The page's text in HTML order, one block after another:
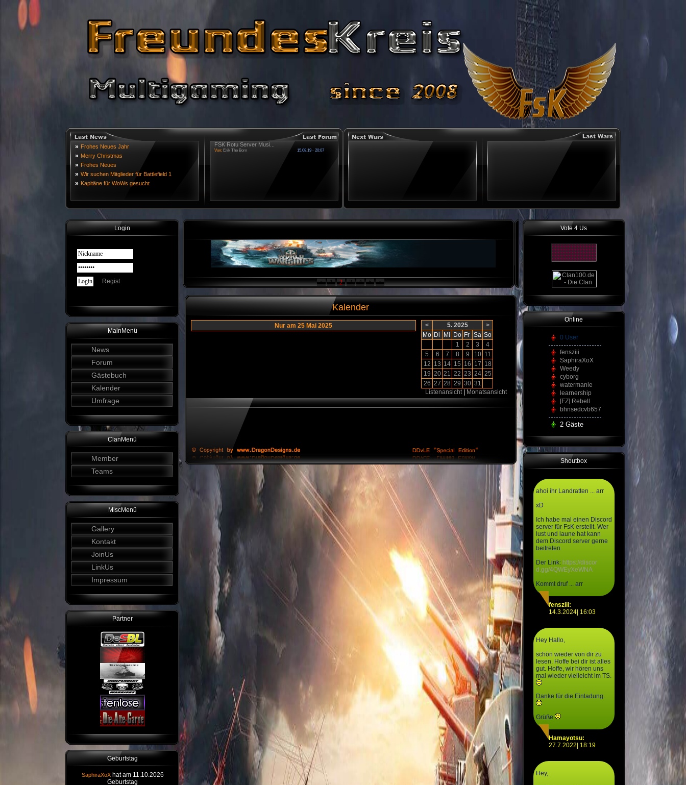
» Frohes Neues Jahr
» Merry Christmas
» Frohes Neues
» Wir suchen Mitglieder für Battlefield 1
» Kapitäne für WoWs gesucht
FSK Rotu Server Musi...
Von: Erik The Born 15.08.19 - 20:07
Login
Regist
MainMenü
News
Forum
Gästebuch
Kalender
Umfrage
ClanMenü
Member
Teams
MiscMenü
Gallery
Kontakt
JoinUs
LinkUs
Impressum
Partner
Geburtstag
SaphiraXoXhat am 11.10.2026
Geburtstag
< 1 2 3 4 5 >
Kalender
Nur am 25 Mai 2025 < 5. 2025
>
Mo Di Mi Do Fr Sa So
1
2 3
4
5
6 7 8 9 10 11
12 13 14 15 16 17 18
19 20 21 22 23 24 25
26 27 28 29 30 31
Listenansicht| Monatsansicht
Vote 4 Us
Online
0 User
fensziii
SaphiraXoX
Weedy
cyborg
watermanle
learnership
[FZ] Rebell
bhnsedcvb657
2 Gäste
Shoutbox
ahoi ihr Landratten ... arr
xD
Ich habe mal einen Discord
server für FsK erstellt. Wer
lust und laune hat kann
dem Discord server gerne
beitreten
Der Link: https://discor
d.gg/4QWEyXeWNA
Kommt druf ... arr
fensziii:
14.3.2024| 16:03
Hey Hallo,
schön wieder von dir zu
lesen. Hoffe bei dir ist alles
gut. Hoffe, wir hören uns
mal wieder vielleicht im TS.
Danke für die Einladung.
Grüße
Hamayotsu:
27.7.2022| 18:19
Hey,